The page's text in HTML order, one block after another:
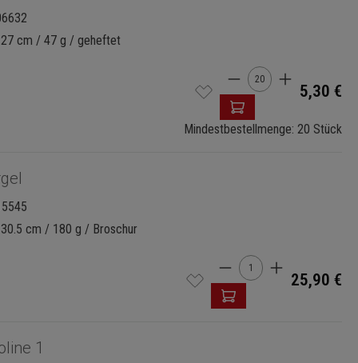
cm / 47 g / geheftet
Produkt Anzahl:
5,30 €
Mindestbestellmenge: 20 Stück
cm / 180 g / Broschur
Produkt Anzahl:
25,90 €
1